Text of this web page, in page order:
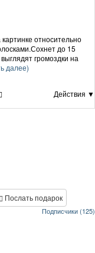
относительно
до 15
громоздки на
далее)
Действия ▼
Послать подарок
Подписчики (125)